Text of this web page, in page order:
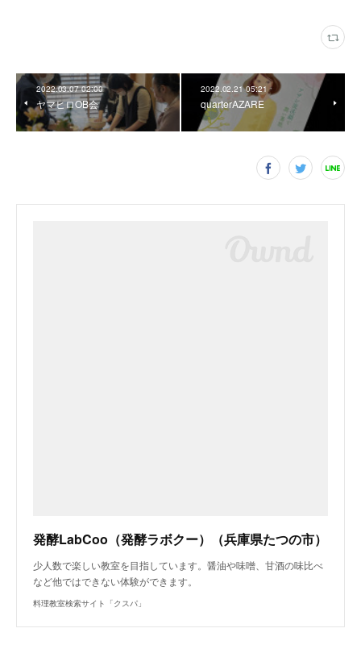
2022.03.07 02:00
ヤマヒロOB会
2022.02.21 05:21
quarterAZARE
発酵LabCoo（発酵ラボクー）（兵庫県たつの市）
少人数で楽しい教室を目指しています。醤油や味噌、甘酒の味比べ
など他ではできない体験ができます。
料理教室検索サイト「クスパ」